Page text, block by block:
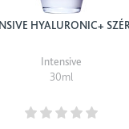
HYALURONIC+
Intensive
30ml